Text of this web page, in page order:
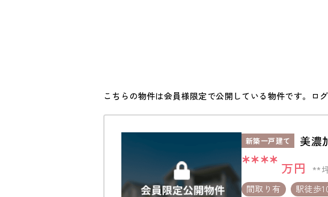
こちらの物件は会員様限定で公開している物件です。ロ
新築一戸建て 美濃
＊
**** 万円 **
間取り有
駅徒歩